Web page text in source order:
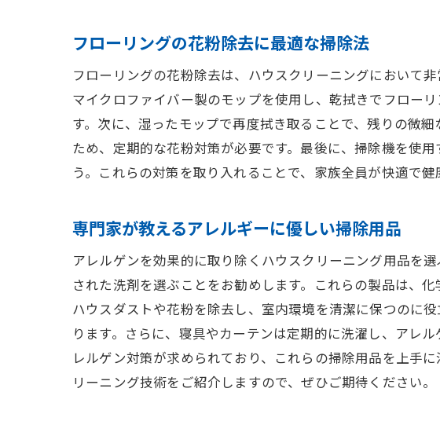
季節ごとのハ
四季折
季節ごと
家族全員
お掃除カ
季節ごと
寝屋川市で実
エコな掃
廃棄物を
自家製ク
省エネを
地域資源
持続可能
フローリングの花粉除去に最適な掃除法
フローリングの花粉除去は、ハウスクリーニングにおいて
マイクロファイバー製のモップを使用し、乾拭きでフロー
す。次に、湿ったモップで再度拭き取ることで、残りの微
ため、定期的な花粉対策が必要です。最後に、掃除機を使
う。これらの対策を取り入れることで、家族全員が快適で
専門家が教えるアレルギーに優しい掃除用品
アレルゲンを効果的に取り除くハウスクリーニング用品を
された洗剤を選ぶことをお勧めします。これらの製品は、
ハウスダストや花粉を除去し、室内環境を清潔に保つのに
ります。さらに、寝具やカーテンは定期的に洗濯し、アレ
レルゲン対策が求められており、これらの掃除用品を上手
リーニング技術をご紹介しますので、ぜひご期待ください。